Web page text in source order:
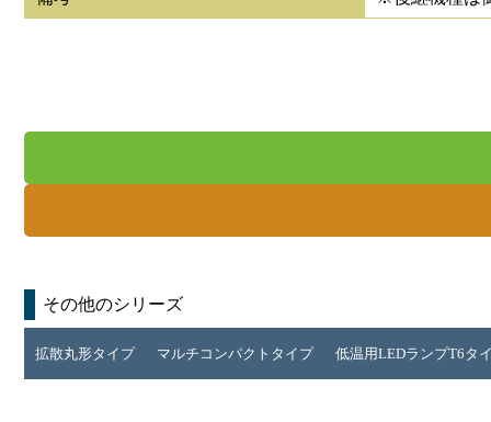
その他のシリーズ
拡散丸形タイプ マルチコンパクトタイプ 低温用LEDランプT6タ